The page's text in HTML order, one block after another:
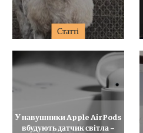
Статті
У навушники Apple AirPods
вбудують датчик світла –